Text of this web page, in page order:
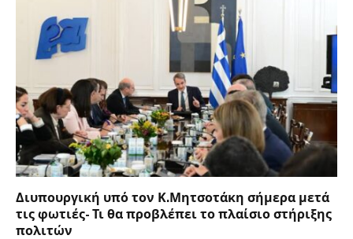
Διυπουργική υπό τον Κ.Μητσοτάκη σήμερα μετά
τις φωτιές- Τι θα προβλέπει το πλαίσιο στήριξης
πολιτών